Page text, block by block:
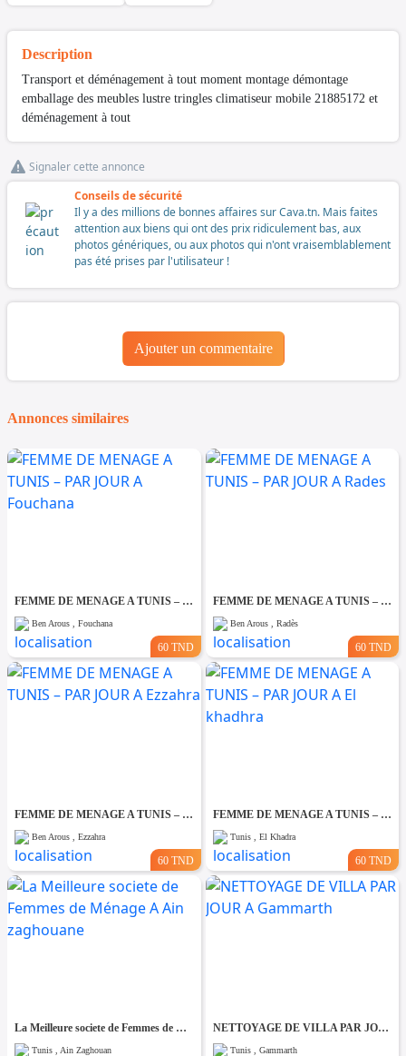
Description
Transport et déménagement à tout moment montage démontage
emballage des meubles lustre tringles climatiseur mobile 21885172 et
déménagement à tout
Signaler cette annonce
Conseils de sécurité
Il y a des millions de bonnes affaires sur Cava.tn. Mais faites
attention aux biens qui ont des prix ridiculement bas, aux
photos génériques, ou aux photos qui n'ont vraisemblablement
pas été prises par l'utilisateur !
Ajouter un commentaire
Annonces similaires
FEMME DE MENAGE A TUNIS – PAR JOUR A Fouchana
Ben Arous , Fouchana
60 TND
FEMME DE MENAGE A TUNIS – PAR JOUR A Rades
Ben Arous , Radès
60 TND
FEMME DE MENAGE A TUNIS – PAR JOUR A Ezzahra
Ben Arous , Ezzahra
60 TND
FEMME DE MENAGE A TUNIS – PAR JOUR A El khadhra
Tunis , El Khadra
60 TND
La Meilleure societe de Femmes de Ménage A Ain zaghouane
Tunis , Ain Zaghouan
NETTOYAGE DE VILLA PAR JOUR A Gammarth
Tunis , Gammarth